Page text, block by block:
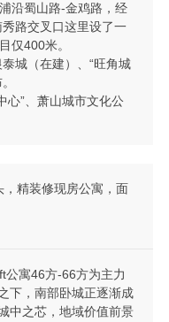
沿蜀山路-金鸡路，经
路交叉口这里设了一
仅400米。
城（在建）、“旺角城
心”、萧山城市文化公
精装修现房公寓，面
公寓46方-66方为主力
下，南部卧城正逐渐成
中之芯，地域价值前景